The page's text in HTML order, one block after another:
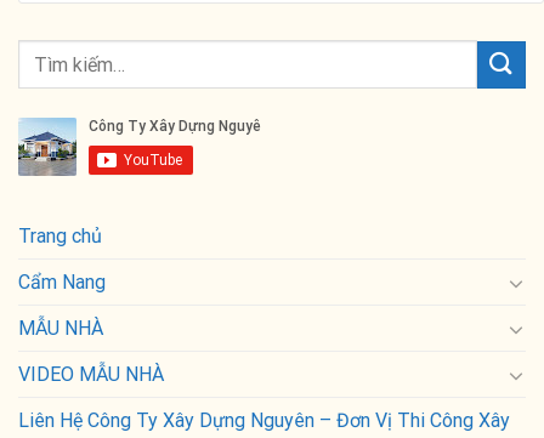
Trang chủ
Cẩm Nang
MẪU NHÀ
VIDEO MẪU NHÀ
Liên Hệ Công Ty Xây Dựng Nguyên – Đơn Vị Thi Công Xây